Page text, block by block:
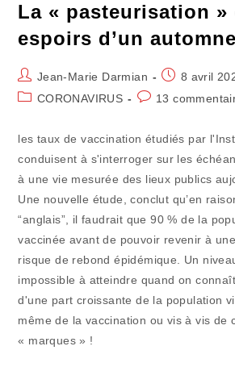
La « pasteurisation »
espoirs d’un
Auteur/autrice
de
Jean-Marie Darmian
Publication
publiée :
8 avril
PostCORONAVIRUS
Commentaires
publication :
13
les taux de vaccination étudiés par
conduisent à s'interroger sur les
à une vie mesurée des lieux publics
Une nouvelle étude, conclut qu’en
“anglais”, il faudrait que 90 % de la
vaccinée avant de pouvoir revenir à
risque de rebond épidémique. Un
impossible à atteindre quand on
d'une part croissante de la population
même de la vaccination ou vis à vis de
« marques » !